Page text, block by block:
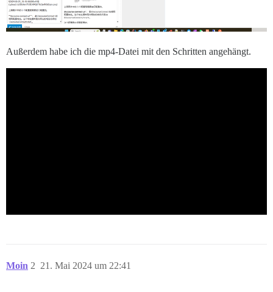
Außerdem habe ich die mp4-Datei mit den Schritten angehängt.
Moin 21. Mai 2024 um 22:41
2